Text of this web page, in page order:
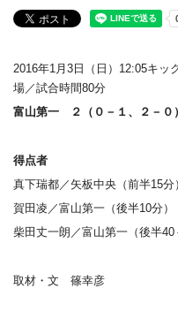
2016年1月3日（日）12:05キッ
場／試合時間80分
富山第一 ２（０－１、２－
得点者
真下瑞都／矢板中央（前半15分
賀田凌／富山第一（後半10分）
柴田丈一朗／富山第一（後半40
取材・文 篠幸彦